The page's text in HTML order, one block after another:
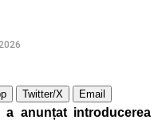
Twitter/X Email
a anunțat introducerea